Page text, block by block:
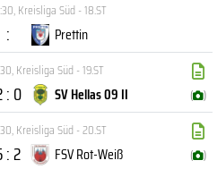
,Kreisliga Süd - 18.ST
:
Prettin
,Kreisliga Süd - 19.ST
: 0 SV Hellas 09 II ( )
,Kreisliga Süd - 20.ST
: 2 FSV Rot-Weiß ( )